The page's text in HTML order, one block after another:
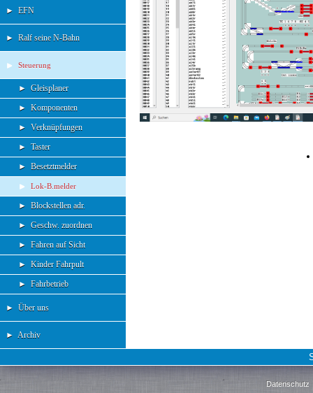
► EFN
► Ralf seine N-Bahn
► Steuerung
► Gleisplaner
► Komponenten
► Verknüpfungen
► Taster
► Besetztmelder
►
Lok-B.melder
► Blockstellen adr.
► Geschw. zuordnen
► Fahren auf Sicht
► Kinder Fahrpult
► Fahrbetrieb
► Über uns
► Archiv
Datenschutz